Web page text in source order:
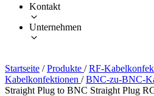
Kontakt
Unternehmen
Startseite / Produkte / RF-
Kabelkonfektionen / BNC-zu-BNC-
Straight Plug to BNC Straight Plug